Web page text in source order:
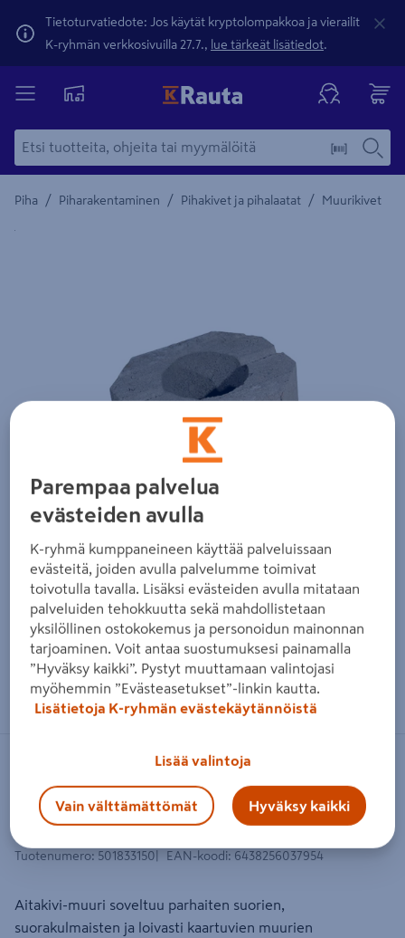
Tietoturvatiedote: Jos käytät kryptolompakkoa ja vierailit
K-ryhmän verkkosivuilla 27.7., lue tärkeät lisätiedot.
Piha / Piharakentaminen / Pihakivet ja pihalaatat / Muurikivet
Yksityiskohtainen kuvaus löytyy Tuotteen kuvaus -
Zoomaa kuvaa sormilla kosketusnäytöllä
Aitakivi Rudus päätykivi
200x200x100mm harmaa
Tuotenumero: 501833150 EAN-koodi: 6438256037954
Aitakivi-muuri soveltuu parhaiten suorien,
suorakulmaisten ja loivasti kaartuvien muurien
Parempaa palvelua
evästeiden avulla
K-ryhmä kumppaneineen käyttää palveluissaan
evästeitä, joiden avulla palvelumme toimivat
toivotulla tavalla. Lisäksi evästeiden avulla mitataan
palveluiden tehokkuutta sekä mahdollistetaan
yksilöllinen ostokokemus ja personoidun mainonnan
tarjoaminen. Voit antaa suostumuksesi painamalla
”Hyväksy kaikki”. Pystyt muuttamaan valintojasi
myöhemmin ”Evästeasetukset”-linkin kautta.
Lisätietoja K-ryhmän evästekäytännöistä
Lisää valintoja
Vain välttämättömät Hyväksy kaikki